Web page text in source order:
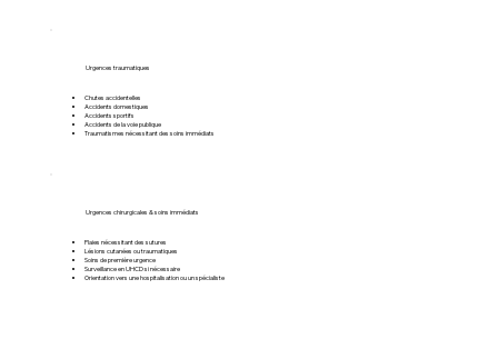
Urgences traumatiques
Chutes accidentelles
Accidents domestiques
Accidents sportifs
Accidents de la voie publique
Traumatismes nécessitant des soins immédiats
Urgences chirurgicales & soins immédiats
Plaies nécessitant des sutures
Lésions cutanées ou traumatiques
Soins de première urgence
Surveillance en UHCD si nécessaire
Orientation vers une hospitalisation ou un spécialiste